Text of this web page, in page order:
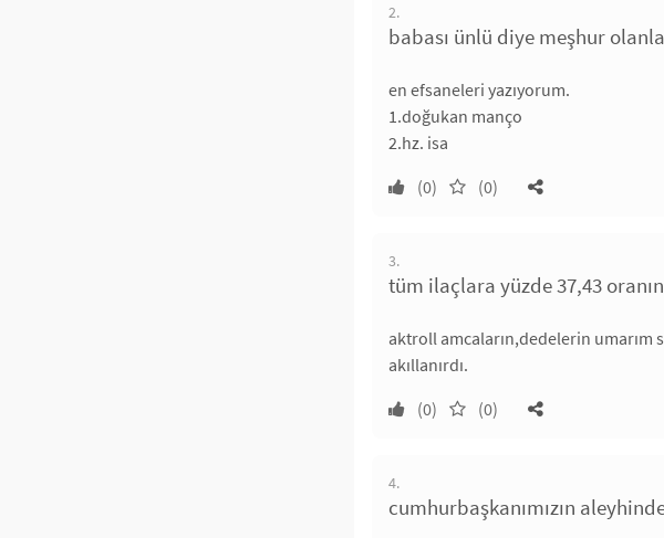
2.
babası ünlü diye meşhur
en efsaneleri yazıyorum.
1.doğukan manço
2.hz. isa
(0)
(0)
3.
tüm ilaçlara yüzde 37,43
aktroll amcaların,dedelerin umarım
akıllanırdı.
(0)
(0)
4.
cumhurbaşkanımızın